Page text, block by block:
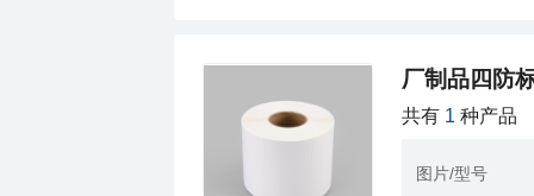
厂制品四防
共有 1 种产品
图片/型号